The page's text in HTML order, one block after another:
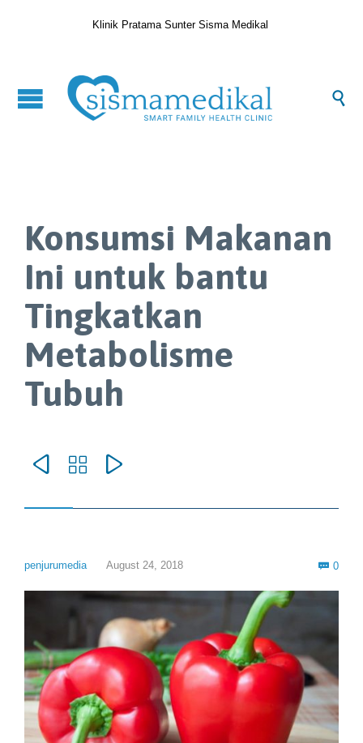
Klinik Pratama Sunter Sisma Medikal

Konsumsi Makanan
Ini untuk bantu
Tingkatkan
Metabolisme
Tubuh
  
penjurumedia August 24, 2018  0